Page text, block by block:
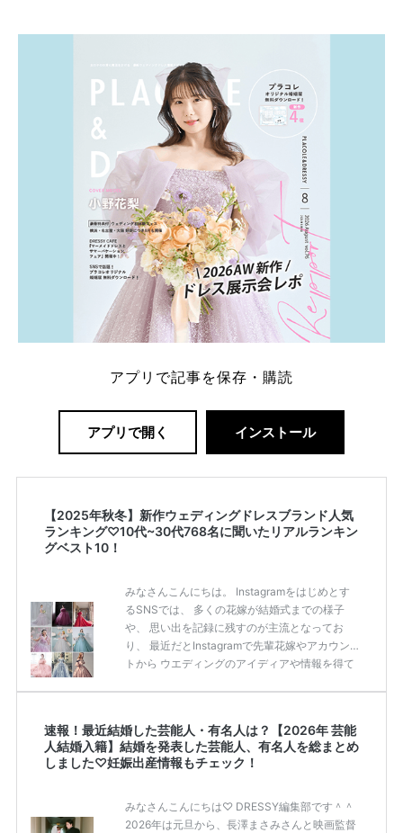
一番お得？」「プラコレの特典は？」といった疑問も
解決します。 まずは診断で候補を絞れる「ウェディ
ング診断」か、体験型 […]続きを読む
アプリで記事を保存・購読
アプリで開く インストール
【2025年秋冬】新作ウェディングドレスブランド人気
ランキング♡10代~30代768名に聞いたリアルランキン
グベスト10！
みなさんこんにちは。 Instagramをはじめとす
るSNSでは、 多くの花嫁が結婚式までの様子
や、 思い出を記録に残すのが主流となってお
り、 最近だとInstagramで先輩花嫁やアカウン
トから ウエディングのアイディアや情報を得て
ンの 人気投票に参加しました。 こちらの記事で
は集計結果をリアルなランキングにまとめてい
ます。 (※2025年8月の調査結果です) ​​ ドレスの
の女性がドレスにこ […]続きを読む
速報！最近結婚した芸能人・有名人は？【2026年 芸能
人結婚入籍】結婚を発表した芸能人、有名人を総まとめ
しました♡妊娠出産情報もチェック！
みなさんこんにちは♡ DRESSY編集部です＾＾
2026年は元旦から、長澤まさみさんと映画監督